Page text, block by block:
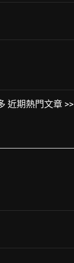
近期熱門文章 >>